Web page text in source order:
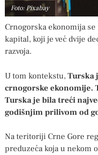
Foto: Pixabay
Crnogorska ekonomija
kapital, koji je već dvije
razvoja.
U tom kontekstu,Turska
crnogorske ekonomije.
Turska je bila treći
godišnjim prilivom od
Na teritoriji Crne Gore
preduzeća koja u